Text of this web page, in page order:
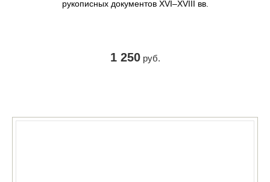
рукописных документов XVI‒XVIII вв.
1 250руб.